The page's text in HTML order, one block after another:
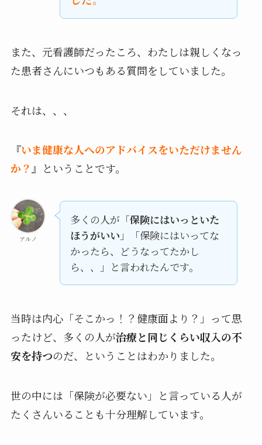
また、元看護師だったころ、わたしは親しくなっ
た患者さんにいつもある質問をしていました。
それは、、、
『いま健康な人へのアドバイスをいただけません
か？』ということです。
アルノ
多くの人が「保険にはいっといた
ほうがいい 」「保険にはいってな
かったら、どうなってたかし
ら、、」と言われたんです。
当時は内心「そこかっ！？健康面より？」って思
ったけど、多くの人が治療と同じくらい収入の不
安を持つのだ、ということはわかりました。
世の中には「保険が必要ない」と言っている人が
たくさんいることも十分理解しています。